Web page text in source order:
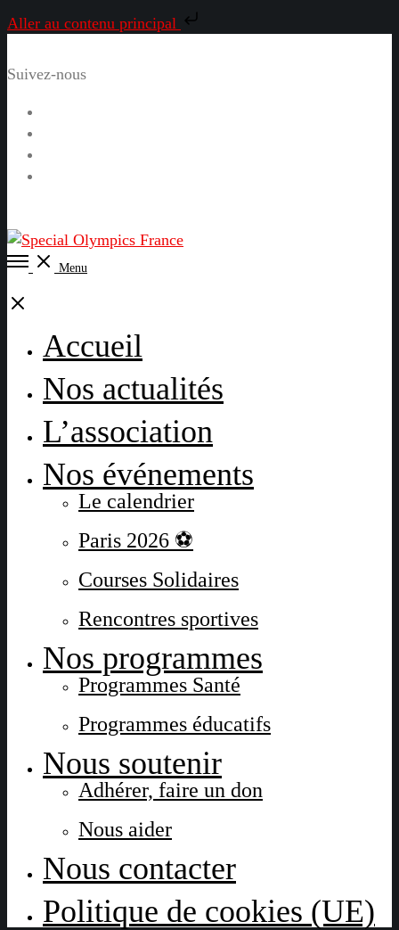
Aller au contenu principal
Suivez-nous
Open
Menu
Close
Accueil
Nos actualités
L’association
Nos événements
Le calendrier
Paris 2026 ⚽
Courses Solidaires
Rencontres sportives
Nos programmes
Programmes Santé
Programmes éducatifs
Nous soutenir
Adhérer, faire un don
Nous aider
Nous contacter
Politique de cookies (UE)